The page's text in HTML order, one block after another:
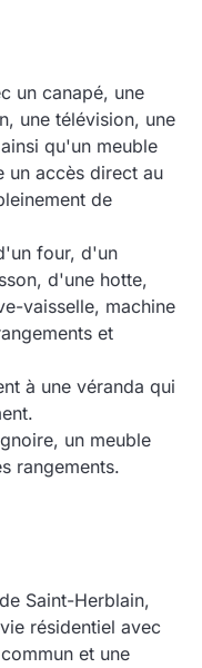
un canapé, une
une télévision, une
qu'un meuble
un accès direct au
de
four, d'un
d'une hotte,
vaisselle, machine
et
à une véranda qui
un meuble
rangements.
Saint-Herblain,
résidentiel avec
et une